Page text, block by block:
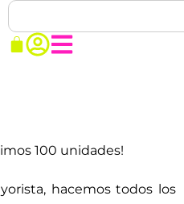
100 unidades!
hacemos todos los